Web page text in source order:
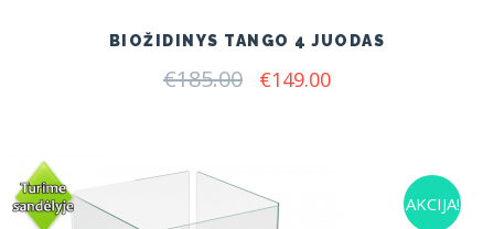
BIOŽIDINYS TANGO 4 JUODAS
€185.00 Original
€149.00Current
AKCIJA!